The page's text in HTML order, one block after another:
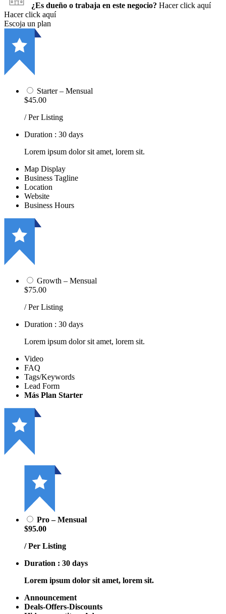
¿Es dueño o trabaja en este negocio? Hacer click aquí
Hacer click aquí
Escoja un plan
Starter – Mensual
$45.00
/ Per Listing
Duration : 30 days
Lorem ipsum dolor sit amet, lorem sit.
Map Display
Business Tagline
Location
Website
Business Hours
Growth – Mensual
$75.00
/ Per Listing
Duration : 30 days
Lorem ipsum dolor sit amet, lorem sit.
Video
FAQ
Tags/Keywords
Lead Form
Más Plan Starter
Pro – Mensual
$95.00
/ Per Listing
Duration : 30 days
Lorem ipsum dolor sit amet, lorem sit.
Announcement
Deals-Offers-Discounts